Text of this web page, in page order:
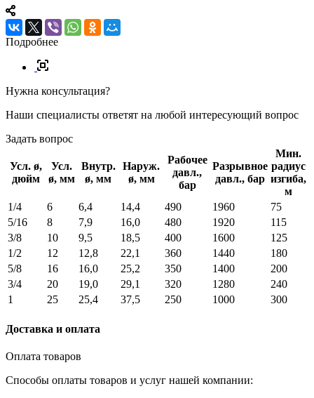
Подробнее
Нужна консультация?
Наши специалисты ответят на любой интересующий вопрос
Задать вопрос
Усл. ø,
дюйм
Усл.
ø, мм
Внутр.
ø, мм
Наруж.
ø, мм
Рабочее
давл.,
бар
Разрывное
давл., бар
Мин.
радиус
изгиба,
м
1/4
6 6,4 14,4 490 1960
75
5/16
8 7,9 16,0 480 1920
115
3/8
10 9,5 18,5 400 1600
125
1/2
12 12,8 22,1 360 1440
180
5/8
16 16,0 25,2 350 1400
200
3/4
20 19,0 29,1 320 1280
240
1
25 25,4 37,5 250 1000 300
Доставка и оплата
Оплата товаров
Способы оплаты товаров и услуг нашей компании: